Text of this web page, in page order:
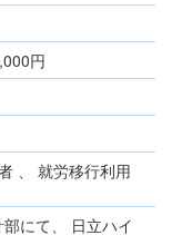
円
、 就労移行利用
にて、 日立ハイ